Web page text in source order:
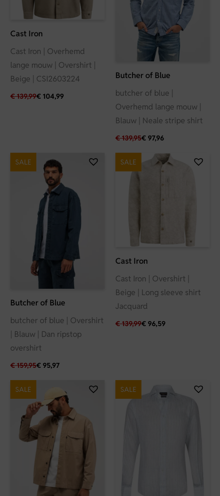
Cast Iron
Cast Iron | Overhemd
lange mouw | Overshirt |
Beige | CSI2603224
€139,99€ 104,99
Butcher of Blue
butcher of blue |
Overhemd lange mouw |
Blauw | Neale stripe shirt
€139,95€ 97,96
Butcher of Blue
SALE
butcher of blue | Overshirt
| Blauw | Dan ripstop
overshirt
€159,95€ 95,97
Cast Iron
SALE
Cast Iron | Overshirt |
Beige | Long sleeve shirt
Jacquard
€139,99€ 96,59
SALE SALE